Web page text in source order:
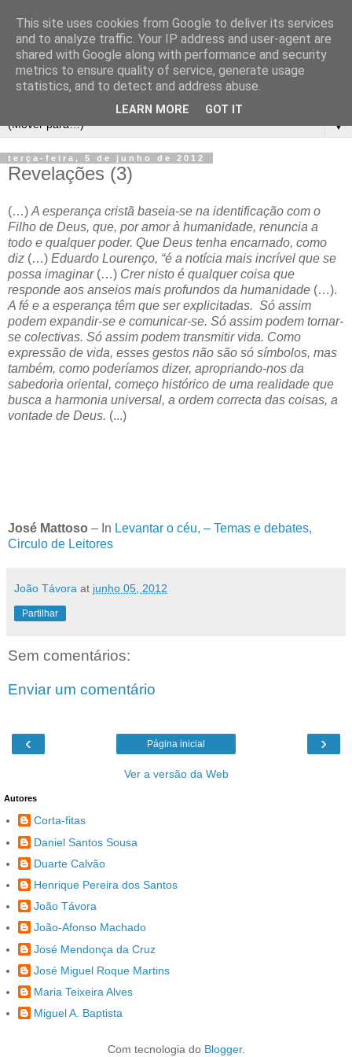
▼
terça-feira, 5 de junho de 2012
Revelações (3)
(…) A esperança cristã baseia-se na identificação com o
Filho de Deus, que, por amor à humanidade, renuncia a
todo e qualquer poder. Que Deus tenha encarnado, como
diz (…) Eduardo Lourenço, “é a notícia mais incrível que se
possa imaginar (…) Crer nisto é qualquer coisa que
responde aos anseios mais profundos da humanidade (…).
A fé e a esperança têm que ser explicitadas. Só assim
podem expandir-se e comunicar-se. Só assim podem tornar-
se colectivas. Só assim podem transmitir vida. Como
expressão de vida, esses gestos não são só símbolos, mas
também, como poderíamos dizer, apropriando-nos da
sabedoria oriental, começo histórico de uma realidade que
busca a harmonia universal, a ordem correcta das coisas, a
vontade de Deus. (...)
José Mattoso – In Levantar o céu, – Temas e debates,
Circulo de Leitores
João Távora at junho 05, 2012
Partilhar
Sem comentários:
Enviar um comentário
‹ ›
Página inicial
Ver a versão da Web
Autores
Corta-fitas
Daniel Santos Sousa
Duarte Calvão
Henrique Pereira dos Santos
João Távora
João-Afonso Machado
José Mendonça da Cruz
José Miguel Roque Martins
Maria Teixeira Alves
Miguel A. Baptista
Com tecnologia do Blogger.
This site uses cookies from Google to deliver its services
and to analyze traffic. Your IP address and user-agent are
shared with Google along with performance and security
metrics to ensure quality of service, generate usage
statistics, and to detect and address abuse.
LEARN MORE GOT IT